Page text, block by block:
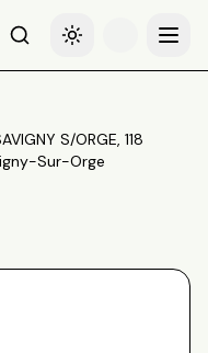
RechercheBasculer le thème
Menu
S/ORGE, 118
Sur-Orge